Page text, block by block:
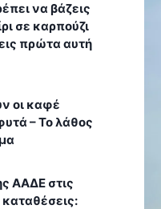
να βάζεις
σε καρπούζι
πρώτα αυτή
οι καφέ
– Το λάθος
ΑΑΔΕ στις